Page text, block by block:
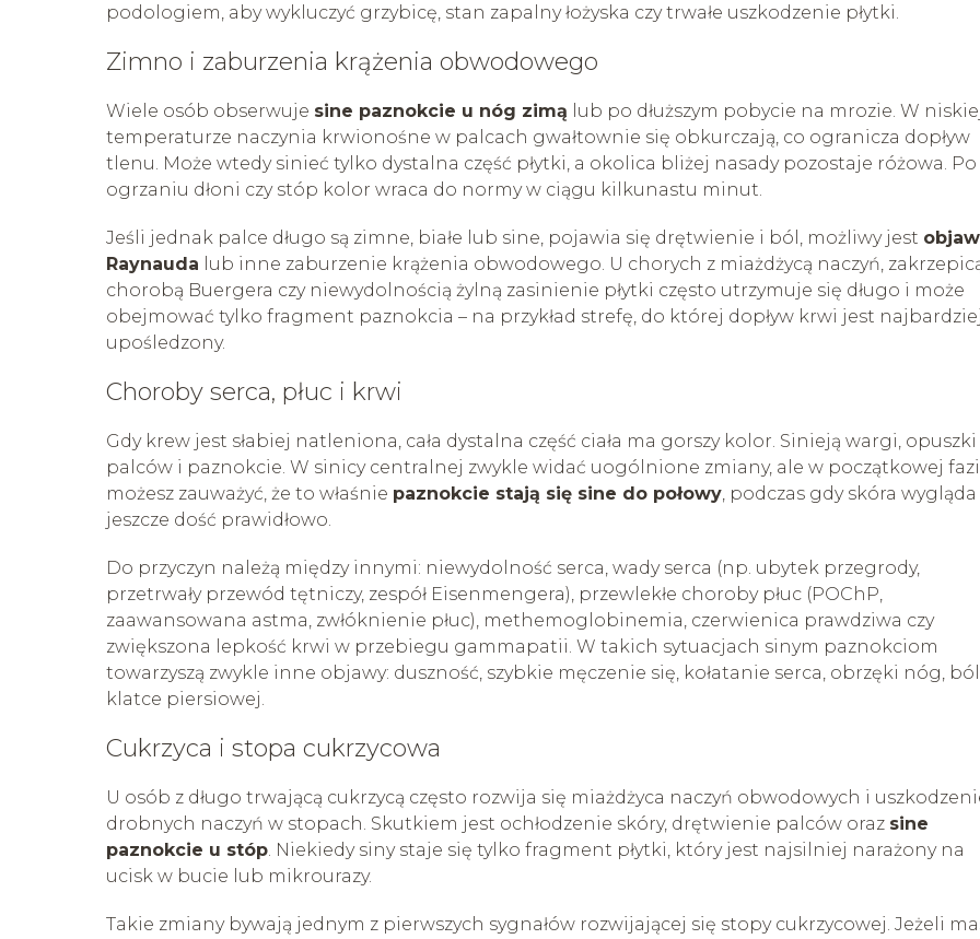
podologiem, aby wykluczyć grzybicę, stan zapalny łożyska czy trwałe uszkodzenie płytki.
Zimno i zaburzenia krążenia obwodowego
Wiele osób obserwuje sine paznokcie u nóg zimą lub po dłuższym pobycie na mrozie. W
temperaturze naczynia krwionośne w palcach gwałtownie się obkurczają, co ogranicza dopływ
tlenu. Może wtedy sinieć tylko dystalna część płytki, a okolica bliżej nasady pozostaje różowa. Po
ogrzaniu dłoni czy stóp kolor wraca do normy w ciągu kilkunastu minut.
Jeśli jednak palce długo są zimne, białe lub sine, pojawia się drętwienie i ból, możliwy jest objaw
Raynauda lub inne zaburzenie krążenia obwodowego. U chorych z miażdżycą naczyń,
chorobą Buergera czy niewydolnością żylną zasinienie płytki często utrzymuje się długo i może
obejmować tylko fragment paznokcia – na przykład strefę, do której dopływ krwi jest najbardziej
upośledzony.
Choroby serca, płuc i krwi
Gdy krew jest słabiej natleniona, cała dystalna część ciała ma gorszy kolor. Sinieją wargi, opuszki
palców i paznokcie. W sinicy centralnej zwykle widać uogólnione zmiany, ale w początkowej
możesz zauważyć, że to właśnie paznokcie stają się sine do połowy, podczas gdy skóra wygląda
jeszcze dość prawidłowo.
Do przyczyn należą między innymi: niewydolność serca, wady serca (np. ubytek przegrody,
przetrwały przewód tętniczy, zespół Eisenmengera), przewlekłe choroby płuc (POChP,
zaawansowana astma, zwłóknienie płuc), methemoglobinemia, czerwienica prawdziwa czy
zwiększona lepkość krwi w przebiegu gammapatii. W takich sytuacjach sinym paznokciom
towarzyszą zwykle inne objawy: duszność, szybkie męczenie się, kołatanie serca, obrzęki nóg,
klatce piersiowej.
Cukrzyca i stopa cukrzycowa
U osób z długo trwającą cukrzycą często rozwija się miażdżyca naczyń obwodowych i
drobnych naczyń w stopach. Skutkiem jest ochłodzenie skóry, drętwienie palców oraz sine
paznokcie u stóp. Niekiedy siny staje się tylko fragment płytki, który jest najsilniej narażony na
ucisk w bucie lub mikrourazy.
Takie zmiany bywają jednym z pierwszych sygnałów rozwijającej się stopy cukrzycowej. Jeżeli